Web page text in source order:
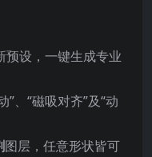
预设，一键生成专业
”、“磁吸对齐”及“动
图层，任意形状皆可